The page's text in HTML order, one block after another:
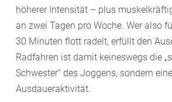
höherer Intensität – plus
an zwei Tagen pro Woche. Wer also
30 Minuten flott radelt, erfüllt den
Radfahren ist damit keineswegs die
Schwester“ des Joggens, sondern
Ausdaueraktivität.